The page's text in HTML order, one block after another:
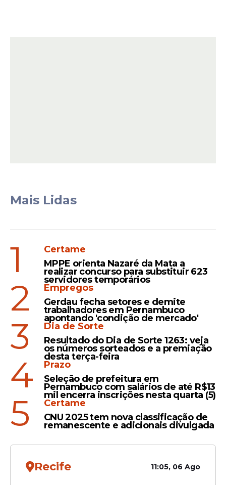
Mais Lidas
1
Certame
MPPE orienta Nazaré da Mata a
realizar concurso para substituir 623
servidores temporários
2
Empregos
Gerdau fecha setores e demite
trabalhadores em Pernambuco
apontando 'condição de mercado'
3
Dia de Sorte
Resultado do Dia de Sorte 1263: veja
os números sorteados e a premiação
desta terça-feira
4
Prazo
Seleção de prefeitura em
Pernambuco com salários de até R$13
mil encerra inscrições nesta quarta (5)
5
Certame
CNU 2025 tem nova classificação de
remanescente e adicionais divulgada
Recife 11:05, 06 Ago